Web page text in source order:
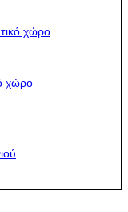
χώρο
χώρο